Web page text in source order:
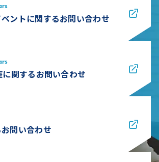
ントに関するお問い合わせ
関するお問い合わせ
問い合わせ